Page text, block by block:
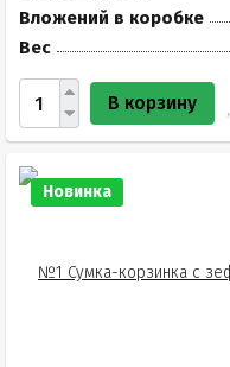
Вложений в коробке
Вес
В корзину
Новинка